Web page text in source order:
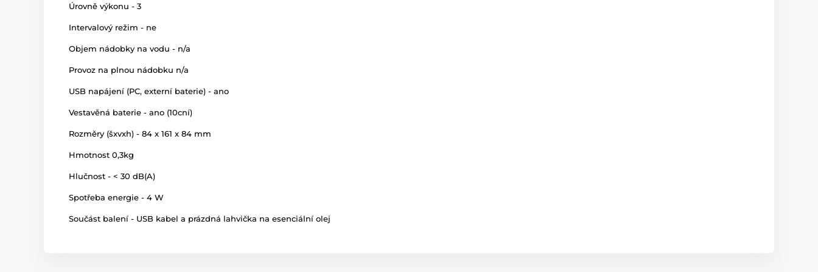
Úrovně výkonu - 3
Intervalový režim - ne
Objem nádobky na vodu - n/a
Provoz na plnou nádobku n/a
USB napájení (PC, externí baterie) - ano
Vestavěná baterie - ano (10cní)
Rozměry (šxvxh) - 84 x 161 x 84 mm
Hmotnost 0,3kg
Hlučnost - < 30 dB(A)
Spotřeba energie - 4 W
Součást balení - USB kabel a prázdná lahvička na esenciální olej